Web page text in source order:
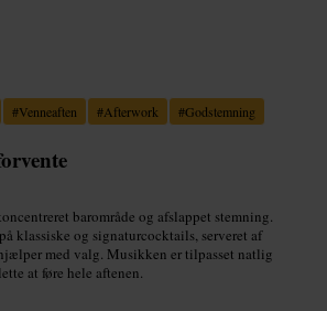
#Venneaften #Afterwork #Godstemning
barområde og afslappet stemning.
klassiske og signaturcocktails, serveret af
med valg. Musikken er tilpasset natlig
at føre hele aftenen.